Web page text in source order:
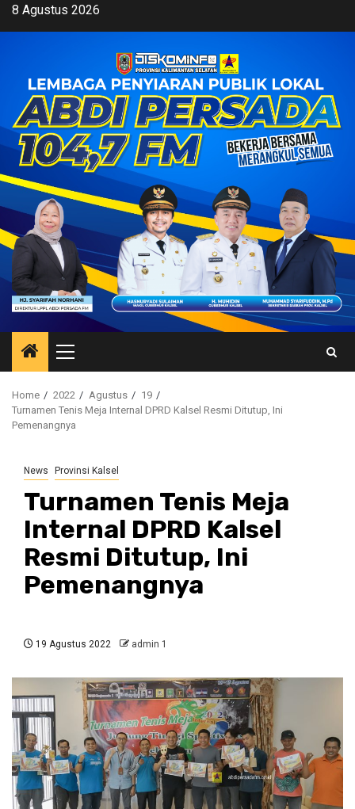
Skip8 Agustus 2026
Primary
Menu
Home 2022 Agustus
19
Turnamen Tenis Meja Internal DPRD Kalsel Resmi Ditutup, Ini
Pemenangnya
News Provinsi Kalsel
Turnamen Tenis Meja
Internal DPRD Kalsel
Resmi Ditutup, Ini
Pemenangnya
19 Agustus 2022 admin 1